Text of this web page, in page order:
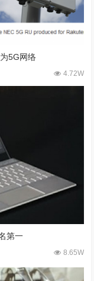
5G网络
4.72W
第一
8.65W